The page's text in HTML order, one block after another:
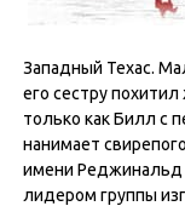
Западный Техас.
его сестру
только как Билл с
нанимает
имени Реджинальд
лидером группы